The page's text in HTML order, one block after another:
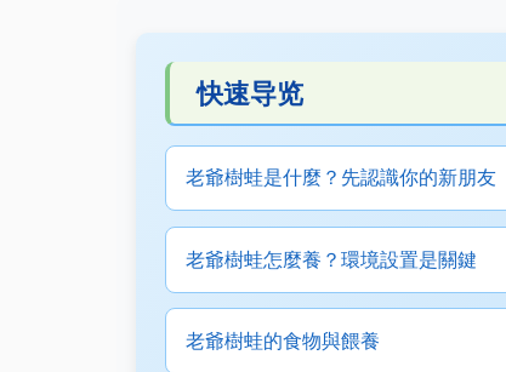
快速导览
老爺樹蛙是什麼？先認識你的新朋友
老爺樹蛙怎麼養？環境設置是關鍵
老爺樹蛙的食物與餵養